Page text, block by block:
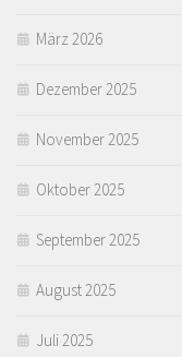
März 2026
Dezember 2025
November 2025
Oktober 2025
September 2025
August 2025
Juli 2025